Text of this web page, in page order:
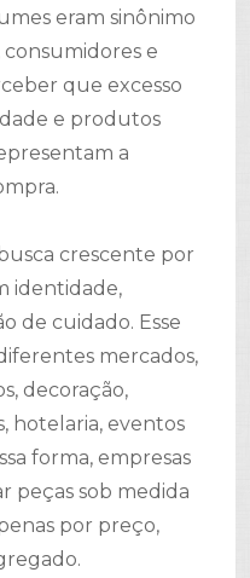
eram sinônimo
e
que excesso
e produtos
a
crescente por
identidade,
de cuidado. Esse
mercados,
decoração,
hotelaria, eventos
forma, empresas
peças sob medida
por preço,